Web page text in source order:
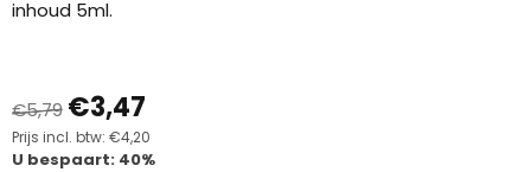
inhoud 5ml.
€5,79 €3,47
Prijs incl. btw: €4,20
U bespaart: 40%